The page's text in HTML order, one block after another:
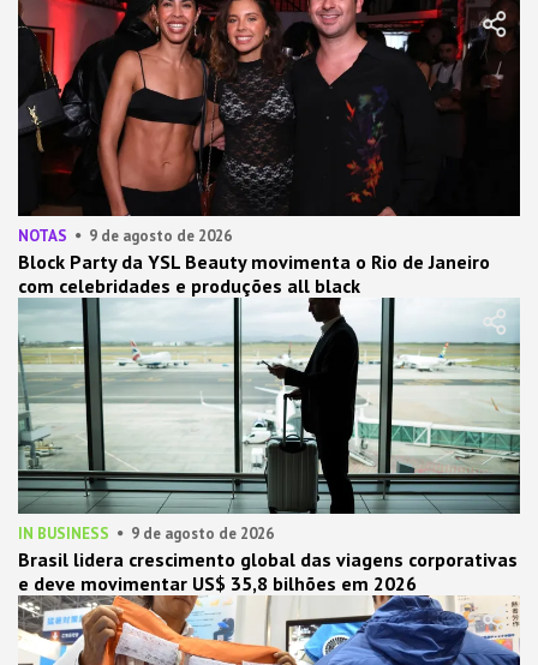
NOTAS 9 de agosto de 2026
Block Party da YSL Beauty movimenta o Rio de Janeiro
com celebridades e produções all black
IN BUSINESS 9 de agosto de 2026
Brasil lidera crescimento global das viagens corporativas
e deve movimentar US$ 35,8 bilhões em 2026